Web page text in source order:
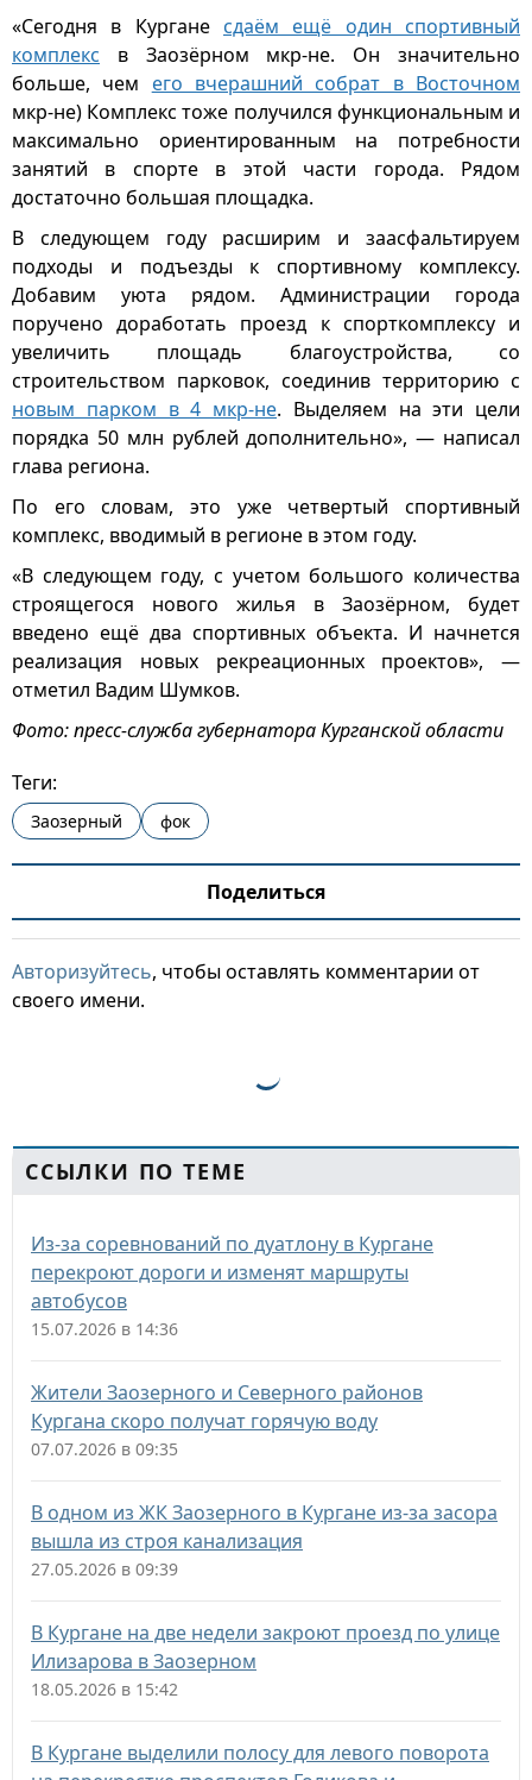
«Сегодня в Кургане сдаём ещё один спортивный
комплекс в Заозёрном мкр-не. Он значительно
больше, чем его вчерашний собрат в Восточном
мкр-не) Комплекс тоже получился функциональным и
максимально ориентированным на потребности
занятий в спорте в этой части города. Рядом
достаточно большая площадка.
В следующем году расширим и заасфальтируем
подходы и подъезды к спортивному комплексу.
Добавим уюта рядом. Администрации города
поручено доработать проезд к спорткомплексу и
увеличить площадь благоустройства, со
строительством парковок, соединив территорию с
новым парком в 4 мкр-не. Выделяем на эти цели
порядка 50 млн рублей дополнительно», — написал
глава региона.
По его словам, это уже четвертый спортивный
комплекс, вводимый в регионе в этом году.
«В следующем году, с учетом большого количества
строящегося нового жилья в Заозёрном, будет
введено ещё два спортивных объекта. И начнется
реализация новых рекреационных проектов», —
отметил Вадим Шумков.
Фото: пресс-служба губернатора Курганской области
Теги:
Заозерный фок
Поделиться
Авторизуйтесь, чтобы оставлять комментарии от
своего имени.
ССЫЛКИ ПО ТЕМЕ
Из-за соревнований по дуатлону в Кургане
перекроют дороги и изменят маршруты
автобусов
15.07.2026 в 14:36
Жители Заозерного и Северного районов
Кургана скоро получат горячую воду
07.07.2026 в 09:35
В одном из ЖК Заозерного в Кургане из-за засора
вышла из строя канализация
27.05.2026 в 09:39
В Кургане на две недели закроют проезд по улице
Илизарова в Заозерном
18.05.2026 в 15:42
В Кургане выделили полосу для левого поворота